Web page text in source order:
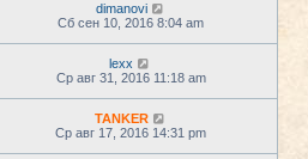
dimanovi
Сб сен 10, 2016 8:04 am
lexx
Ср авг 31, 2016 11:18 am
TANKER
Ср авг 17, 2016 14:31 pm